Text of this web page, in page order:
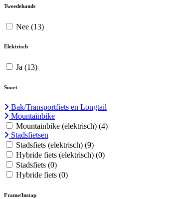
Tweedehands
Nee (13)
Elektrisch
Ja (13)
Soort
Bak/Transportfiets en Longtail
Mountainbike
Mountainbike (elektrisch) (4)
Stadsfietsen
Stadsfiets (elektrisch) (9)
Hybride fiets (elektrisch) (0)
Stadsfiets (0)
Hybride fiets (0)
Frame/Instap